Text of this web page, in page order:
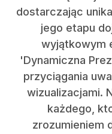
dostarczając
jego etapu
wyjątkowym
'Dynamiczna
przyciągania
wizualizacjami.
każdego,
zrozumieniem